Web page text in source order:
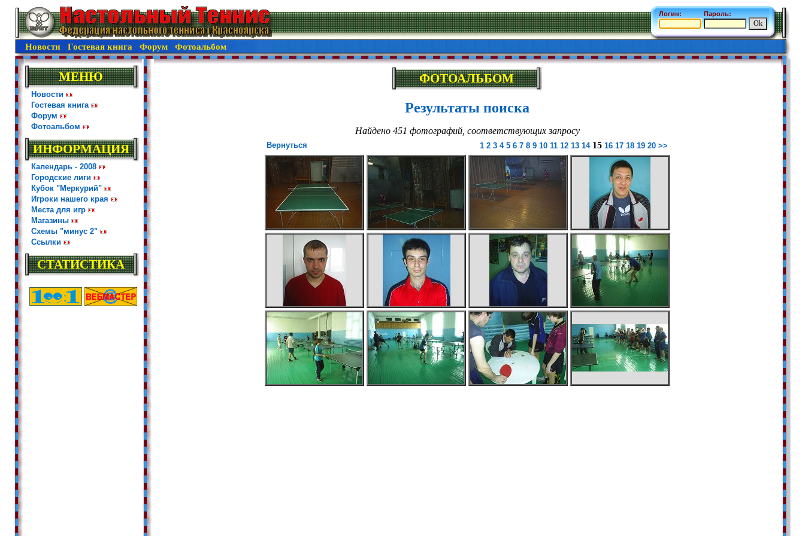
Новости Гостевая книга Форум Фотоальбом
Логин: Пароль:
МЕНЮ
Новости
Гостевая книга
Форум
Фотоальбом
ИНФОРМАЦИЯ
Календарь - 2008
Городские лиги
Кубок "Меркурий"
Игроки нашего края
Места для игр
Магазины
Схемы "минус 2"
Ссылки
СТАТИСТИКА
ФОТОАЛЬБОМ
Результаты поиска
Найдено 451 фотографий, соответствующих запросу
Вернуться 1 2 3 4 5 6 7 8 9 10 11 12 13 14 15 16 17 18 19 20 >>